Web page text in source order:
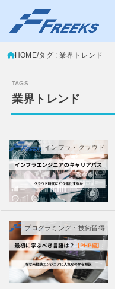
HOME タグ : 業界トレンド
業界トレンド
インフラ・クラウド
プログラミング・技術習得